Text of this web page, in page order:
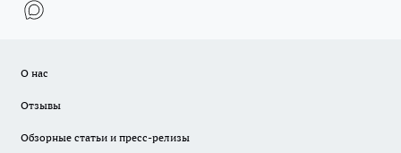
О нас
Отзывы
Обзорные статьи и пресс-релизы